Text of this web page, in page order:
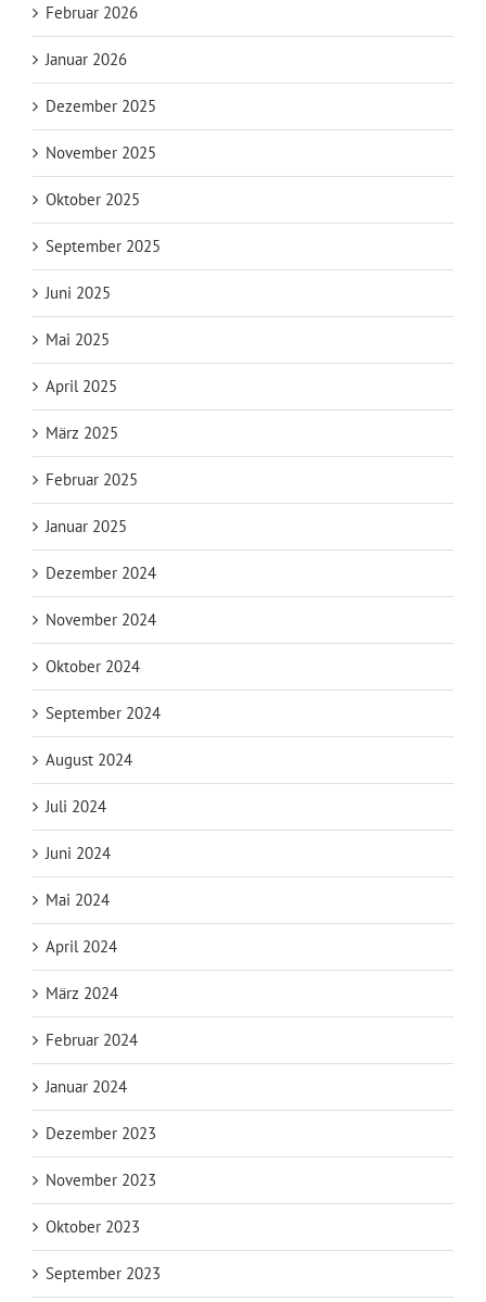
Februar 2026
Januar 2026
Dezember 2025
November 2025
Oktober 2025
September 2025
Juni 2025
Mai 2025
April 2025
März 2025
Februar 2025
Januar 2025
Dezember 2024
November 2024
Oktober 2024
September 2024
August 2024
Juli 2024
Juni 2024
Mai 2024
April 2024
März 2024
Februar 2024
Januar 2024
Dezember 2023
November 2023
Oktober 2023
September 2023